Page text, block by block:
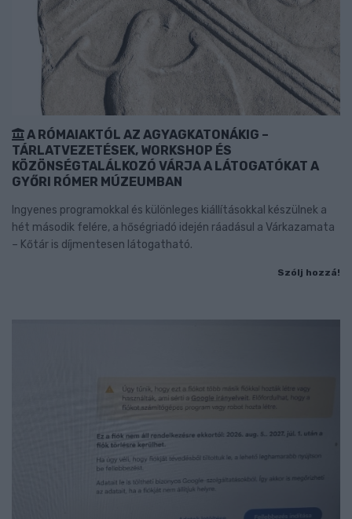
A RÓMAIAKTÓL AZ AGYAGKATONÁKIG –
TÁRLATVEZETÉSEK, WORKSHOP ÉS
KÖZÖNSÉGTALÁLKOZÓ VÁRJA A LÁTOGATÓKAT A
GYŐRI RÓMER MÚZEUMBAN
Ingyenes programokkal és különleges kiállításokkal készülnek a
hét második felére, a hőségriadó idején ráadásul a Várkazamata
– Kőtár is díjmentesen látogatható.
Szólj hozzá!